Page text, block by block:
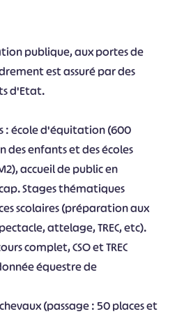
publique, aux portes de
est assuré par des
d'Etat.
: école d'équitation (600
des enfants et des écoles
accueil de public en
Stages thématiques
scolaires (préparation aux
attelage, TREC, etc).
complet, CSO et TREC
équestre de
(passage : 50 places et